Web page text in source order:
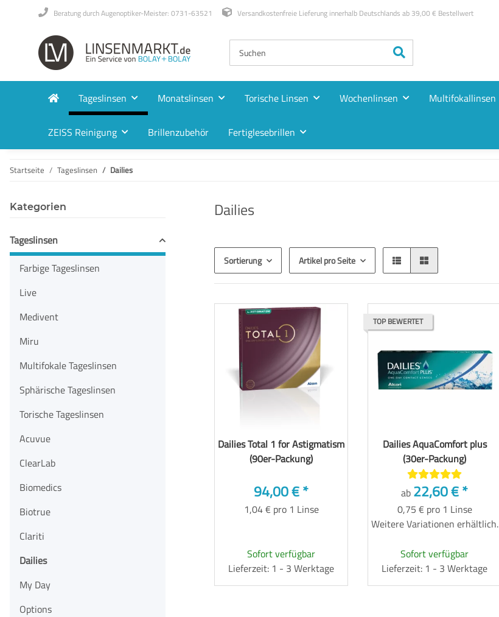
Beratung durch Augenoptiker-Meister: 0731-63521 Versandkostenfreie Lieferung innerhalb Deutschlands ab 39,00 € Bestellwert
Tageslinsen Monatslinsen Torische Linsen Wochenlinsen Multifokallinsen
ZEISS Reinigung Brillenzubehör Fertiglesebrillen
Startseite Tageslinsen Dailies
Dailies
Sortierung Artikel pro Seite
Dailies Total 1 for Astigmatism
(90er-Packung)
94,00 €*
1,04 € pro 1 Linse
Sofort verfügbar
Lieferzeit: 1 - 3 Werktage
TOP BEWERTET
Dailies AquaComfort plus
(30er-Packung)
ab 22,60 €*
0,75 € pro 1 Linse
Weitere Variationen erhältlich.
Sofort verfügbar
Lieferzeit: 1 - 3 Werktage
Kategorien
Tageslinsen
Farbige Tageslinsen
Live
Medivent
Miru
Multifokale Tageslinsen
Sphärische Tageslinsen
Torische Tageslinsen
Acuvue
ClearLab
Biomedics
Biotrue
Clariti
Dailies
My Day
Options